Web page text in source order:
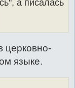
а писалась
церковно-
языке.